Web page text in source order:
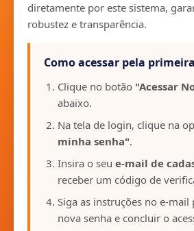
diretamente por este sistema,
robustez e transparência.
Como acessar pela
Clique no botão "Acessar
abaixo.
Na tela de login, clique na
minha senha".
Insira o seu e-mail de
receber um código de
Siga as instruções no e-
nova senha e concluir o